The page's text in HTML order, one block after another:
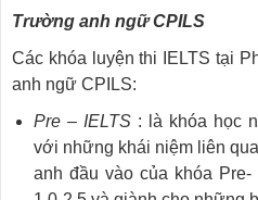
Trường anh ngữ CPILS
Các khóa luyện thi IELTS tại
anh ngữ CPILS:
Pre – IELTS : là khóa học
với những khái niệm liên
anh đầu vào của khóa